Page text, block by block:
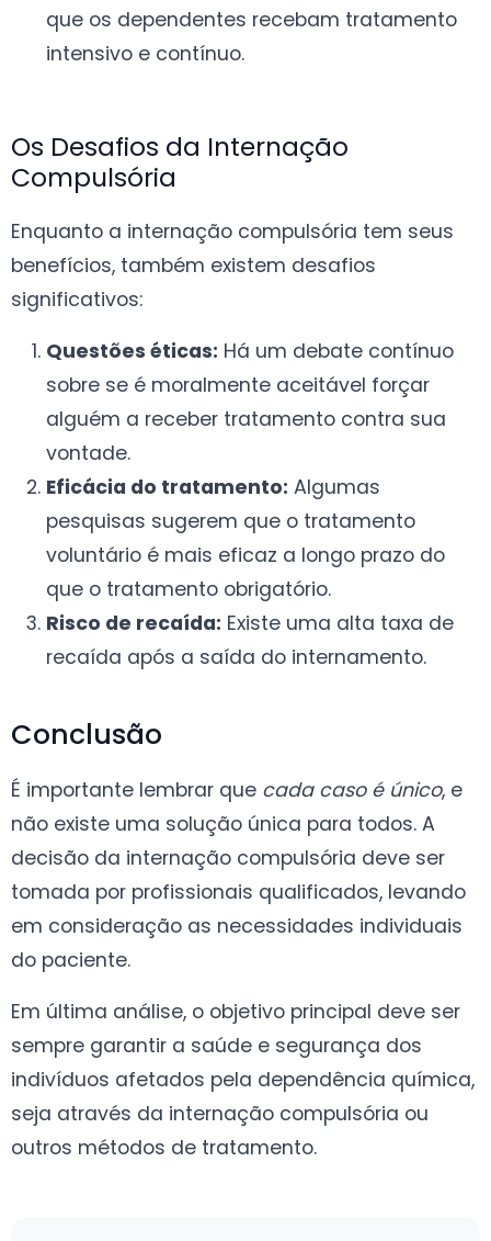
que os dependentes recebam tratamento
intensivo e contínuo.
Os Desafios da Internação
Compulsória
Enquanto a internação compulsória tem seus
benefícios, também existem desafios
significativos:
Questões éticas: Há um debate contínuo
sobre se é moralmente aceitável forçar
alguém a receber tratamento contra sua
vontade.
Eficácia do tratamento: Algumas
pesquisas sugerem que o tratamento
voluntário é mais eficaz a longo prazo do
que o tratamento obrigatório.
Risco de recaída: Existe uma alta taxa de
recaída após a saída do internamento.
Conclusão
É importante lembrar que cada caso é único, e
não existe uma solução única para todos. A
decisão da internação compulsória deve ser
tomada por profissionais qualificados, levando
em consideração as necessidades individuais
do paciente.
Em última análise, o objetivo principal deve ser
sempre garantir a saúde e segurança dos
indivíduos afetados pela dependência química,
seja através da internação compulsória ou
outros métodos de tratamento.